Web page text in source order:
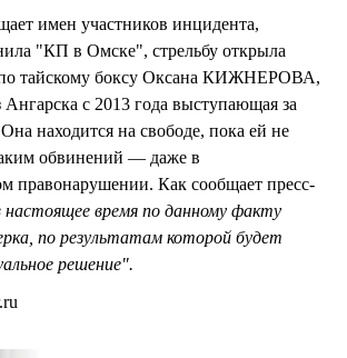
имен участников инцидента,
"КП в Омске", стрельбу открыла
тайскому боксу Оксана КИЖНЕРОВА,
Ангарска с 2013 года выступающая за
находится на свободе, пока ей не
обвинений — даже в
правонарушении. Как сообщает пресс-
настоящее время по данному факту
по результатам которой будет
решение".